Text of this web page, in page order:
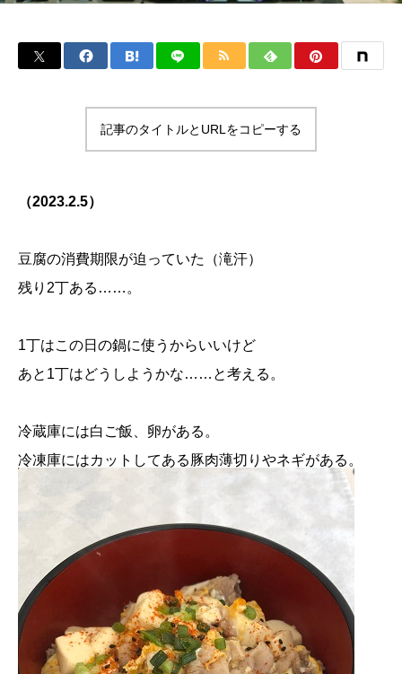
記事のタイトルとURLをコピーする
（2023.2.5）
豆腐の消費期限が迫っていた（滝汗）
残り2丁ある……。
1丁はこの日の鍋に使うからいいけど
あと1丁はどうしようかな……と考える。
冷蔵庫には白ご飯、卵がある。
冷凍庫にはカットしてある豚肉薄切りやネギがある。